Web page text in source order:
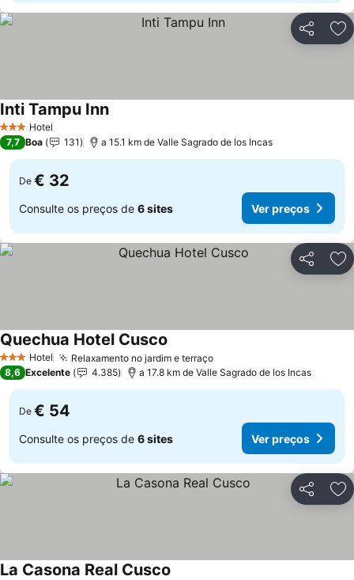
Partilhar
3 EstrelasHotel
Inti Tampu Inn
7,7 Boa 131 a 15.1 km de Valle Sagrado de los Incas
De € 32
Consulte os preços de 6 sites Ver preços
Partilhar
3 EstrelasHotel Relaxamento no jardim e terraço
Quechua Hotel Cusco
8,6 Excelente 4.385 a 17.8 km de Valle Sagrado de los Incas
De € 54
Consulte os preços de 6 sites Ver preços
Partilhar
La Casona Real Cusco